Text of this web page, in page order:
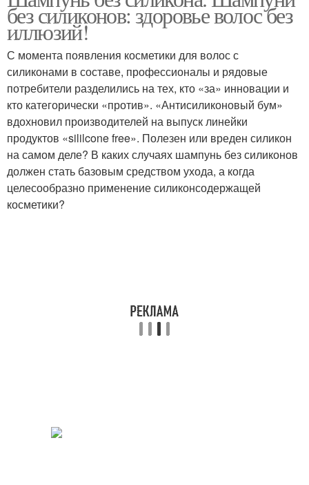
Профессиональные
шампуни
Шампуни с силиконом
Шампунь с силиконом
без силиконов: здоровье волос без
иллюзий!
С момента появления косметики для волос с
силиконами в составе, профессионалы и рядовые
потребители разделились на тех, кто «за» инновации и
кто категорически «против». «Антисиликоновый бум»
вдохновил производителей на выпуск линейки
продуктов «sililcone free». Полезен или вреден силикон
на самом деле? В каких случаях шампунь без силиконов
должен стать базовым средством ухода, а когда
целесообразно применение силиконсодержащей
косметики?